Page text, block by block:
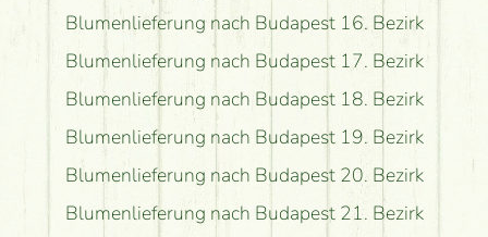
Blumenlieferung nach Budapest 16. Bezirk
Blumenlieferung nach Budapest 17. Bezirk
Blumenlieferung nach Budapest 18. Bezirk
Blumenlieferung nach Budapest 19. Bezirk
Blumenlieferung nach Budapest 20. Bezirk
Blumenlieferung nach Budapest 21. Bezirk